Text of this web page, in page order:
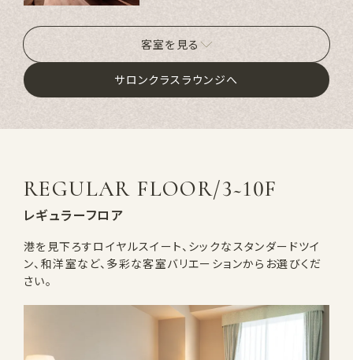
客室を見る
サロンクラスラウンジへ
REGULAR FLOOR/3~10F
レギュラーフロア
港を見下ろすロイヤルスイート、シックなスタンダードツイ
ン、和洋室など、多彩な客室バリエーションからお選びくだ
さい。